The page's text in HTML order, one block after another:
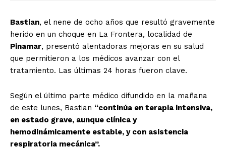
Bastian, el nene de ocho años que resultó gravemente
herido en un choque en La Frontera, localidad de
Pinamar, presentó alentadoras mejoras en su salud
que permitieron a los médicos avanzar con el
tratamiento. Las últimas 24 horas fueron clave.
Según el último parte médico difundido en la mañana
de este lunes, Bastian “continúa en terapia intensiva,
en estado grave, aunque clínica y
hemodinámicamente estable, y con asistencia
respiratoria mecánica”.